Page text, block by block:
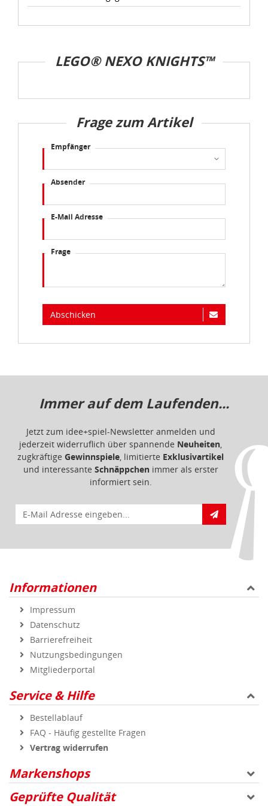
LEGO® NEXO KNIGHTS™
Frage zum Artikel
Empfänger
Absender
E-Mail Adresse
Frage
Abschicken
Immer auf dem Laufenden...
Jetzt zum idee+spiel-Newsletter anmelden und
jederzeit widerruflich über spannende Neuheiten,
zugkräftige Gewinnspiele, limitierte Exklusivartikel
und interessante Schnäppchenimmer als erster
informiert sein.
E-Mail für Newsletteranmeldung
Informationen
Impressum
Datenschutz
Barrierefreiheit
Nutzungsbedingungen
Mitgliederportal
Service & Hilfe
Bestellablauf
FAQ - Häufig gestellte Fragen
Vertrag widerrufen
Markenshops
Geprüfte Qualität